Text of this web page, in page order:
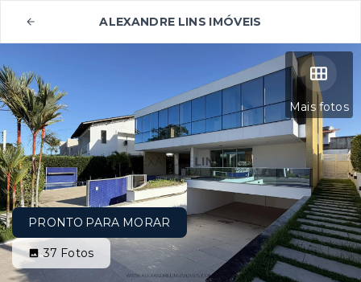
ALEXANDRE LINS IMÓVEIS
Mais fotos
PRONTO PARA MORAR
37 Fotos